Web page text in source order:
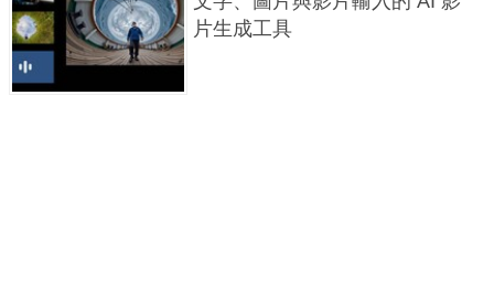
片生成工具